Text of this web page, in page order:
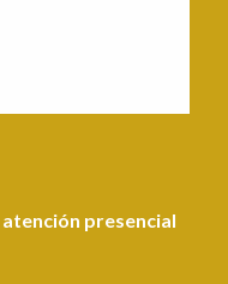
atención presencial